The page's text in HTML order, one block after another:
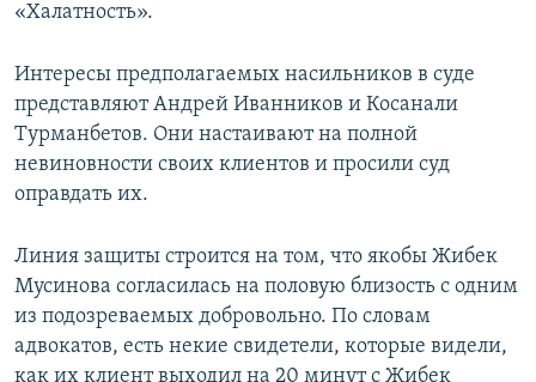
«Халатность».
Интересы предполагаемых насильников в суде
представляют Андрей Иванников и Косанали
Турманбетов. Они настаивают на полной
невиновности своих клиентов и просили суд
оправдать их.
Линия защиты строится на том, что якобы Жибек
Мусинова согласилась на половую близость с одним
из подозреваемых добровольно. По словам
адвокатов, есть некие свидетели, которые видели,
как их клиент выходил на 20 минут с Жибек